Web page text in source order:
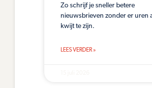
Zo schrijf je sneller betere
nieuwsbrieven zonder er uren
kwijt te zijn.
LEES VERDER »